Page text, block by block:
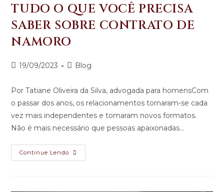
TUDO O QUE VOCÊ PRECISA
SABER SOBRE CONTRATO DE
NAMORO
19/09/2023 Blog
Por Tatiane Oliveira da Silva, advogada para homensCom
o passar dos anos, os relacionamentos tornaram-se cada
vez mais independentes e tomaram novos formatos.
Não é mais necessário que pessoas apaixonadas…
Continue Lendo